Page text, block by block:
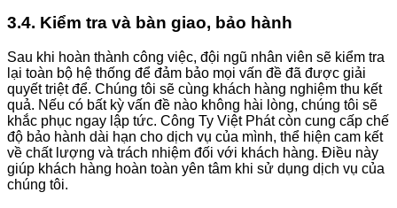
3.4. Kiểm tra và bàn giao, bảo hành
Sau khi hoàn thành công việc, đội ngũ nhân viên sẽ kiểm tra
lại toàn bộ hệ thống để đảm bảo mọi vấn đề đã được giải
quyết triệt để. Chúng tôi sẽ cùng khách hàng nghiệm thu kết
quả. Nếu có bất kỳ vấn đề nào không hài lòng, chúng tôi sẽ
khắc phục ngay lập tức. Công Ty Việt Phát còn cung cấp chế
độ bảo hành dài hạn cho dịch vụ của mình, thể hiện cam kết
về chất lượng và trách nhiệm đối với khách hàng. Điều này
giúp khách hàng hoàn toàn yên tâm khi sử dụng dịch vụ của
chúng tôi.